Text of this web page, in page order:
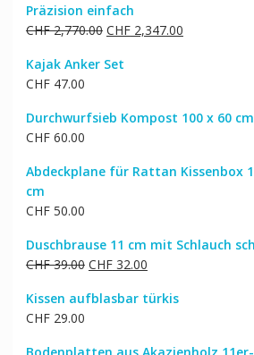
Präzision einfach
CHF2,770.00 Ursprünglicher
war:
CHF2,347.00Aktueller
Kajak Anker Set
CHF47.00
Durchwurfsieb Kompost 100 x 60 cm
CHF60.00
Abdeckplane für Rattan Kissenbox
cm
CHF50.00
Duschbrause 11 cm mit Schlauch
CHF39.00 Ursprünglicher
war:
CHF32.00Aktueller
ist:
Kissen aufblasbar türkis
CHF29.00